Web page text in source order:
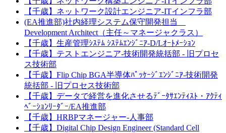
【千歳】ネットワーク設計エンジニア‐ITインフラ部
(EA推進部)社内経理システム保守開発担当
Development Architect（主任～マネージャクラス）
【千歳】生産管理ｼｽﾃﾑ ｼｽﾃﾑｴﾝｼﾞﾆｱ-D/Lｵｰﾄﾒｰｼｮﾝ
【千歳】テストエンジニア-技術開発統括部 - 旧プロセ
ス技術部
【千歳】Flip Chip BGA半導体ﾊﾟｯｹｰｼﾞｴﾝｼﾞﾆｱ-技術開発
統括部 - 旧プロセス技術部
【千歳】データで経営を進化させるﾃﾞｰﾀｻｴﾝﾃｨｽﾄ・ｱｸﾃｨ
ﾍﾞｰｼｮﾝﾘｰﾀﾞｰ/EA推進部
【千歳】HRBPマネージャー‐人事部
【千歳】Digital Chip Design Engineer (Standard Cell